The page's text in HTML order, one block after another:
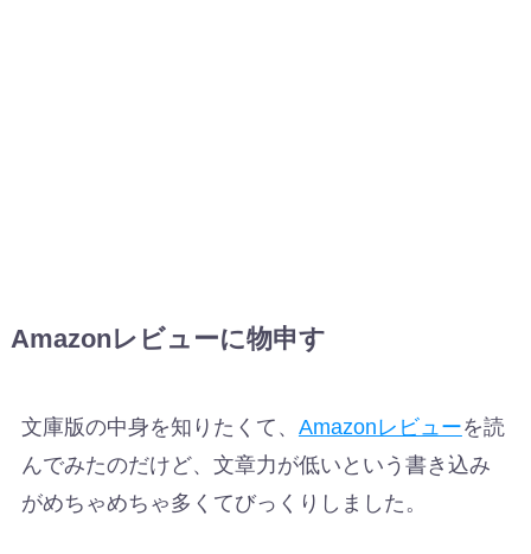
Amazonレビューに物申す
文庫版の中身を知りたくて、 Amazonレビューを読
んでみたのだけど、文章力が低いという書き込み
がめちゃめちゃ多くてびっくりしました。